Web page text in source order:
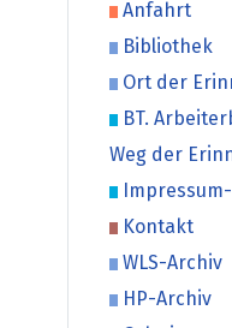
Anfahrt
Bibliothek
Ort der
BT.
Weg der
Kontakt
WLS-Archiv
HP-Archiv